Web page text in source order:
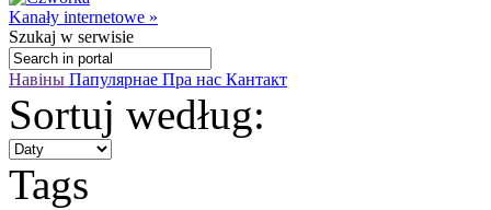
Kanały internetowe »
Szukaj w serwisie
Навіны Папулярнае Пра нас Кантакт
Sortuj według:
Tags